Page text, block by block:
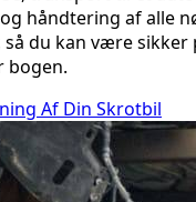
håndtering af alle
du kan være sikker
bogen.
Af Din Skrotbil